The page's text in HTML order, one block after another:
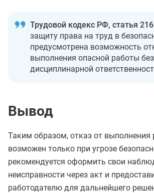
Трудовой кодекс РФ, статья
защиту права на труд в
предусмотрена возможность
выполнения опасной работы
дисциплинарной
Вывод
Таким образом, отказ от выполнения
возможен только при угрозе
рекомендуется оформить свои
неисправности через акт и
работодателю для дальнейшего